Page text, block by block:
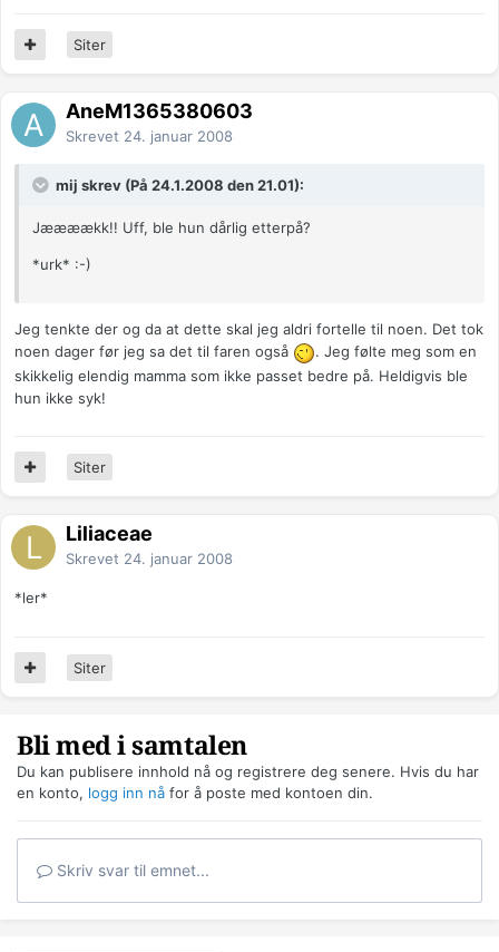
Siter
AneM1365380603
Skrevet 24. januar 2008
mij skrev (På 24.1.2008 den 21.01):
Jæææækk!! Uff, ble hun dårlig etterpå?
*urk* :-)
Jeg tenkte der og da at dette skal jeg aldri fortelle til noen. Det tok
noen dager før jeg sa det til faren også
. Jeg følte meg som en
skikkelig elendig mamma som ikke passet bedre på. Heldigvis ble
hun ikke syk!
Siter
Liliaceae
Skrevet 24. januar 2008
*ler*
Siter
Bli med i samtalen
Du kan publisere innhold nå og registrere deg senere. Hvis du har
en konto, logg inn nå for å poste med kontoen din.
Skriv svar til emnet...